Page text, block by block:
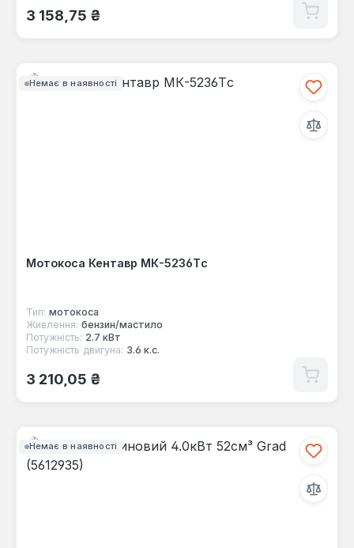
Звичайна ціна:
3 158,75 ₴
Немає в наявності
Мотокоса Кентавр МК-5236Тc
Тип: мотокоса
Живлення: бензин/мастило
Потужність: 2.7 кВт
Потужність двигуна: 3.6 к.с.
Звичайна ціна:
3 210,05 ₴
Немає в наявності